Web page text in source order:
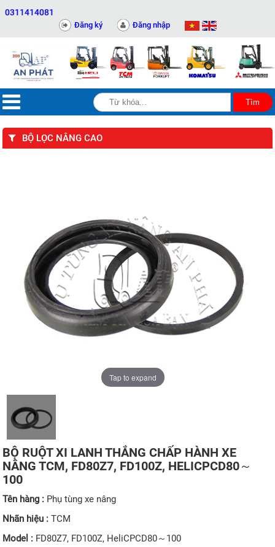
Đăng ký Đăng nhập
BỘ LỌC NÂNG CAO
Tap to expand
BỘ RUỘT XI LANH THẮNG CHẤP HÀNH XE
NÂNG TCM, FD80Z7, FD100Z, HELICPCD80～
100
Tên hàng : Phụ tùng xe nâng
Nhãn hiệu :TCM
Model : FD80Z7, FD100Z, HeliCPCD80～100